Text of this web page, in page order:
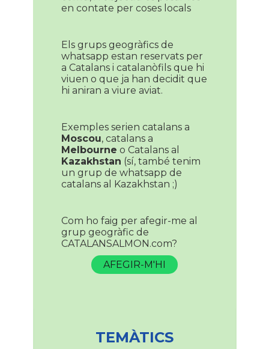
en contate per coses locals
Els grups geogràfics de
whatsapp estan reservats per
a Catalans i catalanòfils que hi
viuen o que ja han decidit que
hi aniran a viure aviat.
Exemples serien catalans a
Moscou, catalans a
Melbourne o Catalans al
Kazakhstan (sí, també tenim
un grup de whatsapp de
catalans al Kazakhstan ;)
Com ho faig per afegir-me al
grup geogràfic de
CATALANSALMON.com?
AFEGIR-M'HI
TEMÀTICS